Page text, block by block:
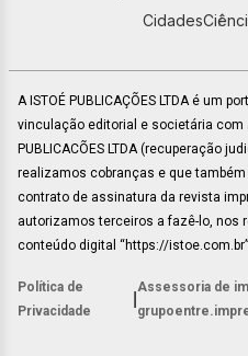
Cidades
A ISTOÉ PUBLICAÇÕES LTDA é um
vinculação editorial e societária com a
PUBLICACÕES LTDA (recuperação
realizamos cobranças e que
contrato de assinatura da revista
autorizamos terceiros a fazê-lo, nos
conteúdo digital “https://
Política de
Privacidade
Assessoria de